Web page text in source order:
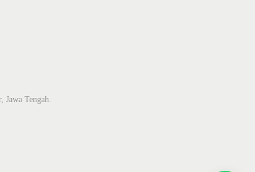
Jawa Tengah.